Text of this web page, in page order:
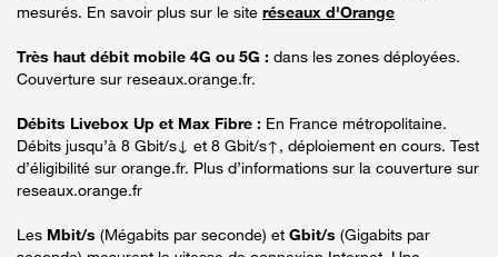
mesurés. En savoir plus sur le site réseaux d'Orange
Très haut débit mobile 4G ou 5G : dans les zones déployées.
Couverture sur reseaux.orange.fr.
Débits Livebox Up et Max Fibre : En France métropolitaine.
Débits jusqu’à 8 Gbit/s↓ et 8 Gbit/s↑, déploiement en cours. Test
d’éligibilité sur orange.fr. Plus d’informations sur la couverture sur
reseaux.orange.fr
Les Mbit/s (Mégabits par seconde) et Gbit/s (Gigabits par